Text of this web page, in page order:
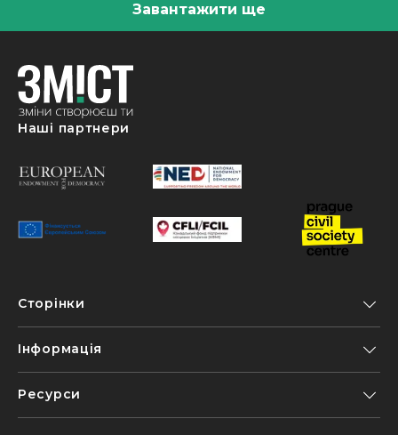
Завантажити ще
Наші партнери
Сторінки
Інформація
Ресурси